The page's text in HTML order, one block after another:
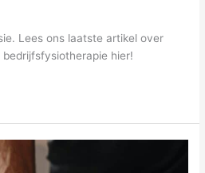
Lees ons laatste artikel over
hier!